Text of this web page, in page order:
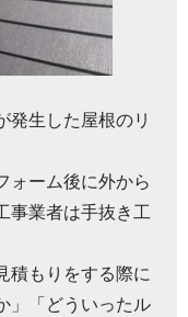
発生した屋根のリ
ォーム後に外から
事業者は手抜き工
積もりをする際に
」「どういったル